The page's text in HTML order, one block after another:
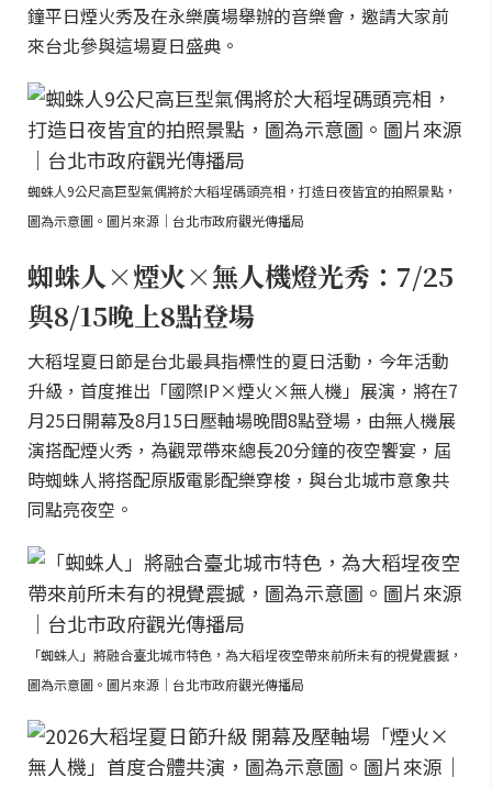
鐘平日煙火秀及在永樂廣場舉辦的音樂會，邀請大家前
來台北參與這場夏日盛典。
蜘蛛人9公尺高巨型氣偶將於大稻埕碼頭亮相，打造日夜皆宜的拍照景點，
圖為示意圖。圖片來源｜台北市政府觀光傳播局
蜘蛛人×煙火×無人機燈光秀：7/25
與8/15晚上8點登場
大稻埕夏日節是台北最具指標性的夏日活動，今年活動
升級，首度推出「國際IP×煙火×無人機」展演，將在7
月25日開幕及8月15日壓軸場晚間8點登場，由無人機展
演搭配煙火秀，為觀眾帶來總長20分鐘的夜空饗宴，屆
時蜘蛛人將搭配原版電影配樂穿梭，與台北城市意象共
同點亮夜空。
「蜘蛛人」將融合臺北城市特色，為大稻埕夜空帶來前所未有的視覺震撼，
圖為示意圖。圖片來源｜台北市政府觀光傳播局